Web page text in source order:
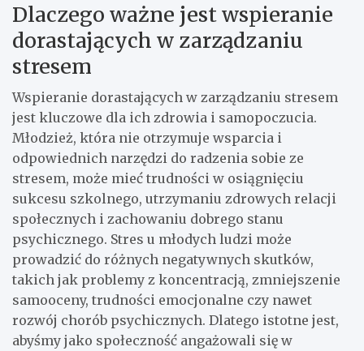
Dlaczego ważne jest wspieranie
dorastających w zarządzaniu
stresem
Wspieranie dorastających w zarządzaniu stresem
jest kluczowe dla ich zdrowia i samopoczucia.
Młodzież, która nie otrzymuje wsparcia i
odpowiednich narzędzi do radzenia sobie ze
stresem, może mieć trudności w osiągnięciu
sukcesu szkolnego, utrzymaniu zdrowych relacji
społecznych i zachowaniu dobrego stanu
psychicznego. Stres u młodych ludzi może
prowadzić do różnych negatywnych skutków,
takich jak problemy z koncentracją, zmniejszenie
samooceny, trudności emocjonalne czy nawet
rozwój chorób psychicznych. Dlatego istotne jest,
abyśmy jako społeczność angażowali się w